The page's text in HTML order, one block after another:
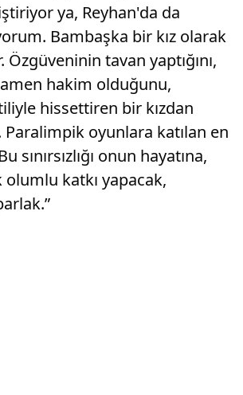
ya, Reyhan'da da
Bambaşka bir kız olarak
Özgüveninin tavan yaptığını,
hakim olduğunu,
hissettiren bir kızdan
oyunlara katılan en
sınırsızlığı onun hayatına,
katkı yapacak,